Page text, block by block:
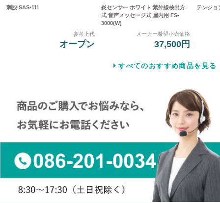
刺股 SAS-111
参考上代
オープン
炎センサー ホワイト 紫外線検出方
式 音声メッセージ式 屋内用 FS-
3000(W)
メーカー希望小売価格
37,500円
テンショ
すべてのおすすめ商品を見る